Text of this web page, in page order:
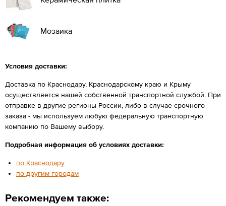
Мозаика
Условия доставки:
Доставка по Краснодару, Краснодарскому краю и Крыму
осуществляется нашей собственной транспортной службой. При
отправке в другие регионы России, либо в случае срочного
заказа - мы используем любую федеральную транспортную
компанию по Вашему выбору.
Подробная информация об условиях доставки:
по Краснодару
по другим городам
Рекомендуем также: